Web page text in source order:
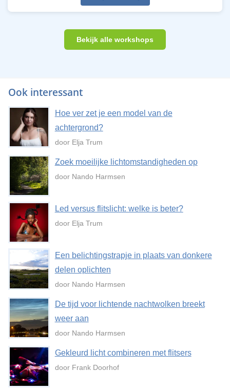
Bekijk alle workshops
Ook interessant
Hoe ver zet je een model van de
achtergrond?
door Elja Trum
Zoek moeilijke lichtomstandigheden op
door Nando Harmsen
Led versus flitslicht: welke is beter?
door Elja Trum
Een belichtingstrapje in plaats van donkere
delen oplichten
door Nando Harmsen
De tijd voor lichtende nachtwolken breekt
weer aan
door Nando Harmsen
Gekleurd licht combineren met flitsers
door Frank Doorhof